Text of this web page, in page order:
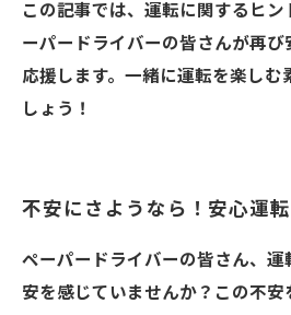
この記事では、運転に関するヒ
ーパードライバーの皆さんが再び
応援します。一緒に運転を楽しむ
しょう！
不安にさようなら！安心運
ペーパードライバーの皆さん、運
安を感じていませんか？この不